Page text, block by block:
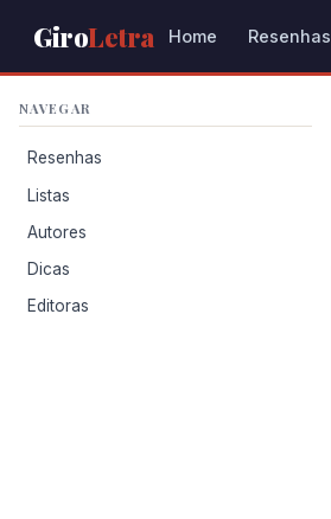
GiroLetra Home Resenhas
NAVEGAR
Resenhas
Listas
Autores
Dicas
Editoras